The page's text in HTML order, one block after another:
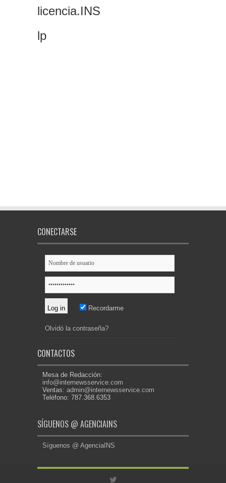
licencia.INS
lp
CONECTARSE
Recordarme
Olvidó la contraseña?
CONTACTOS
Mesa de Redacción:
info@internewsservice.com
Ventas: admin@internewsservice.com
Teléfono: 787.368.6353
SÍGUENOS @ AGENCIAINS
Síguenos @ AgenciaINS